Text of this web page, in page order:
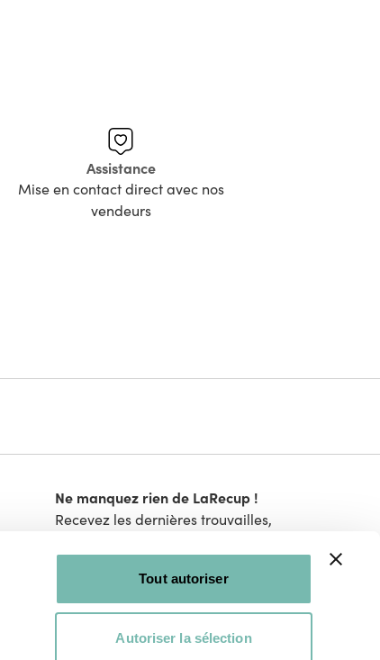
Tout autoriser
Autoriser la sélection
Assistance
Mise en contact direct avec nos
vendeurs
Ne manquez rien de LaRecup !
Recevez les dernières trouvailles,
Je m'inscris !